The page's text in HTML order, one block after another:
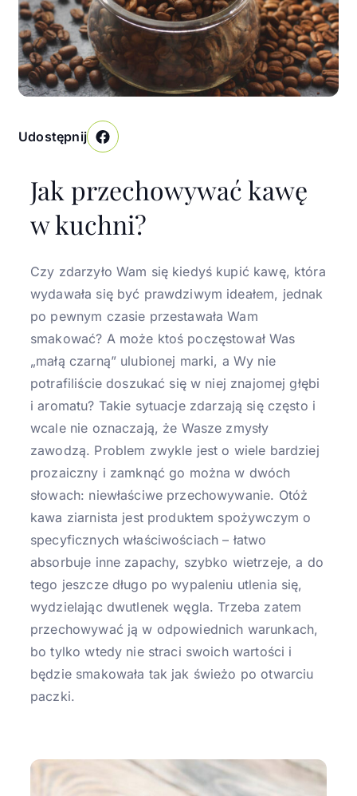
Udostępnij Facebook
Jak przechowywać kawę
w kuchni?
Czy zdarzyło Wam się kiedyś kupić kawę, która
wydawała się być prawdziwym ideałem, jednak
po pewnym czasie przestawała Wam
smakować? A może ktoś poczęstował Was
„małą czarną” ulubionej marki, a Wy nie
potrafiliście doszukać się w niej znajomej głębi
i aromatu? Takie sytuacje zdarzają się często i
wcale nie oznaczają, że Wasze zmysły
zawodzą. Problem zwykle jest o wiele bardziej
prozaiczny i zamknąć go można w dwóch
słowach: niewłaściwe przechowywanie. Otóż
kawa ziarnista jest produktem spożywczym o
specyficznych właściwościach – łatwo
absorbuje inne zapachy, szybko wietrzeje, a do
tego jeszcze długo po wypaleniu utlenia się,
wydzielając dwutlenek węgla. Trzeba zatem
przechowywać ją w odpowiednich warunkach,
bo tylko wtedy nie straci swoich wartości i
będzie smakowała tak jak świeżo po otwarciu
paczki.